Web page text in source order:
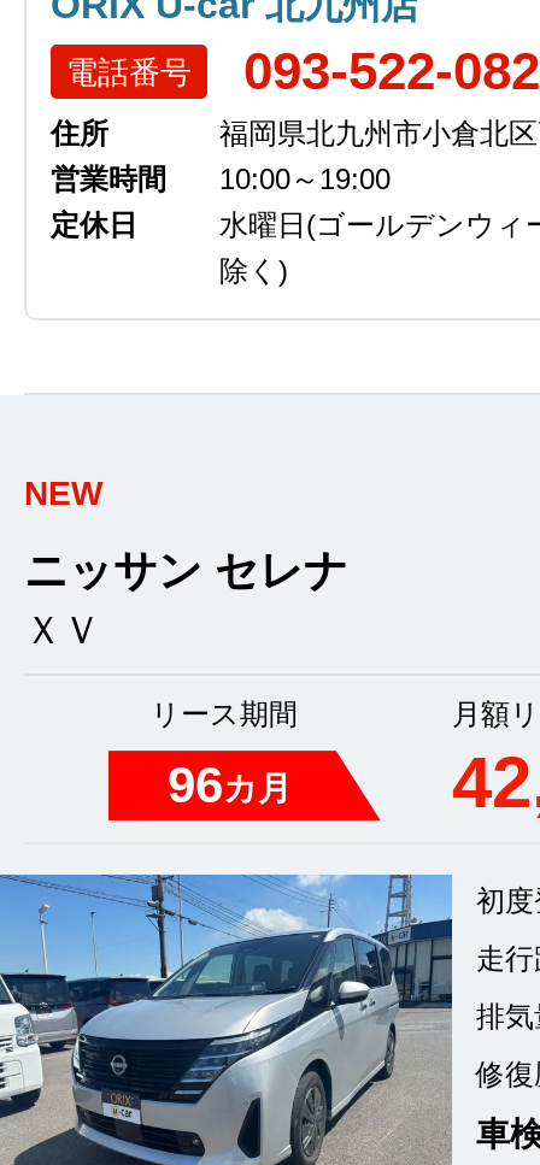
電話番号 093-522-
住所
福岡県北九州市小倉北
営業時間
10:00～19:00
定休日
水曜日 (ゴールデンウィ
除く)
NEW
ニッサン セレナ
ＸＶ
リース期間
96カ月
月額
初
走
排気
修復
車